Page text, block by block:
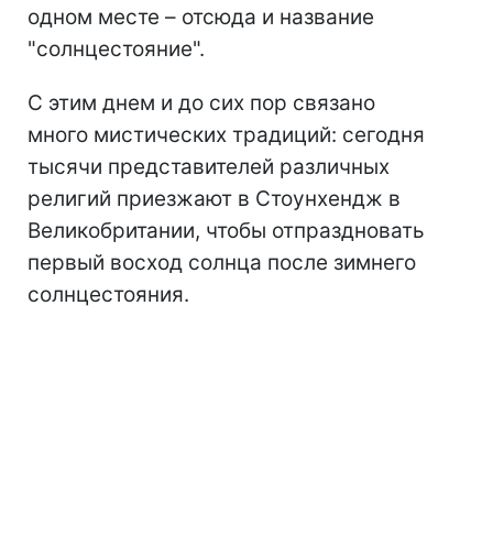
одном месте – отсюда и название
"солнцестояние".
С этим днем ​​и до сих пор связано
много мистических традиций: сегодня
тысячи представителей различных
религий приезжают в Стоунхендж в
Великобритании, чтобы отпраздновать
первый восход солнца после зимнего
солнцестояния.